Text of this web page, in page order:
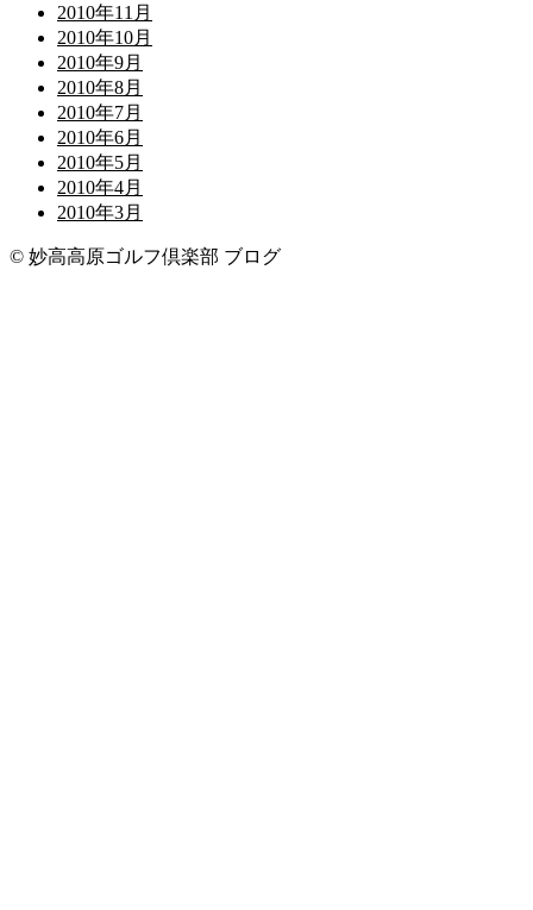
2010年11月
2010年10月
2010年9月
2010年8月
2010年7月
2010年6月
2010年5月
2010年4月
2010年3月
© 妙高高原ゴルフ倶楽部 ブログ